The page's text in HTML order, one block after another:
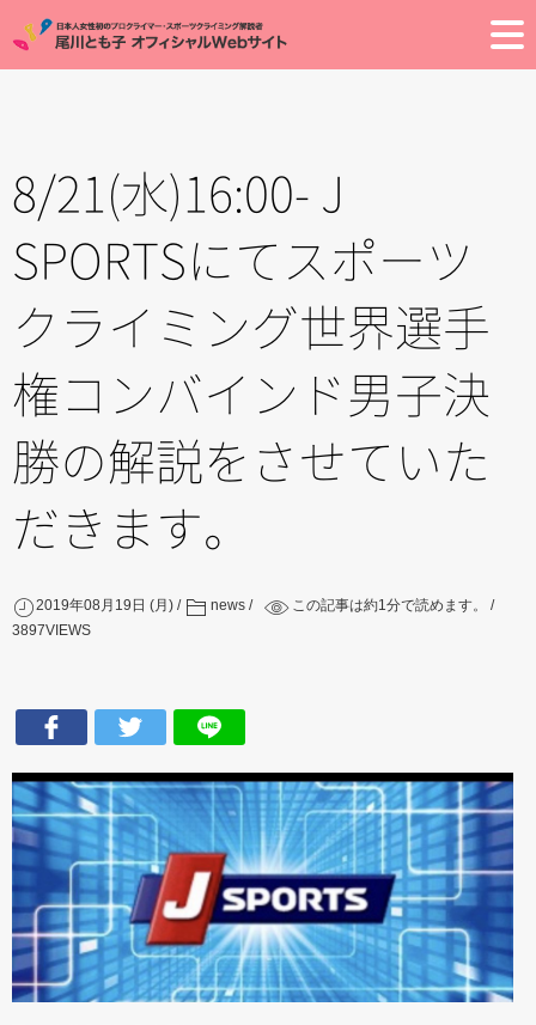
8/21(水)16:00- J
SPORTSにてスポーツ
クライミング世界選手
権コンバインド男子決
勝の解説をさせていた
だきます。
2019年08月19日 (月) news この記事は約1分で読めます。
3897VIEWS